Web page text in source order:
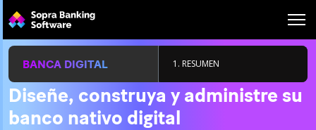
for:
BANCA DIGITAL 1. RESUMEN
Diseñe, construya y administre su
banco nativo digital